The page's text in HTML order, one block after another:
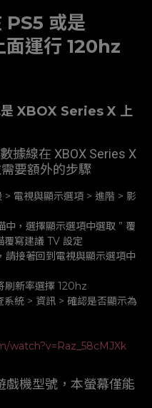
PS5 或是
運行 120hz
是 XBOX Series X 上
據線在 XBOX Series X
需要額外的步驟
電視與顯示選項 > 進階 > 影
中，選擇顯示選項中選取 ” 覆
寫建議 TV 設定
請接著回到電視與顯示選項中
刷新率選擇 120hz
統 > 資訊 > 確認是否顯示為
watch?v=Raz_58cMJXk
戲機型號，本螢幕僅能